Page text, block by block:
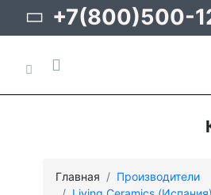
+7(800)500-
Главная
Производители